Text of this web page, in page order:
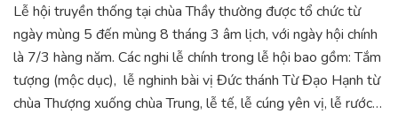
Lễ hội truyền thống tại chùa Thầy thường được tổ chức từ
ngày mùng 5 đến mùng 8 tháng 3 âm lịch, với ngày hội chính
là 7/3 hàng năm. Các nghi lễ chính trong lễ hội bao gồm: Tắm
tượng (mộc dục), lễ nghinh bài vị Đức thánh Từ Đạo Hạnh từ
chùa Thượng xuống chùa Trung, lễ tế, lễ cúng yên vị, lễ rước…